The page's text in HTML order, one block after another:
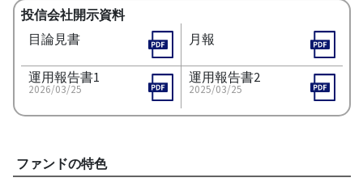
投信会社開示資料
目論見書
月報
運用報告書1
2026/03/25
運用報告書2
2025/03/25
ファンドの特色